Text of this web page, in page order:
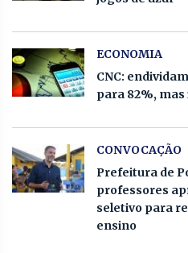
ECONOMIA
CNC:
para 82%,
CONVOCAÇÃO
Prefeitura de
professores
seletivo para
ensino